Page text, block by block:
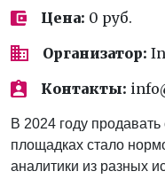
Цена: 0 руб.
Организатор:
Контакты:
В 2024 году
площадках стало
аналитики из разных